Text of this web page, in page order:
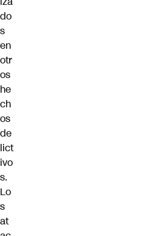
do
s
en
otr
os
he
ch
os
de
lict
ivo
s.
Lo
s
at